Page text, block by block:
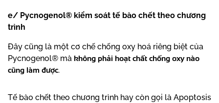
e/ Pycnogenol® kiểm soát tế bào chết theo chương
trình
Đây cũng là một cơ chế chống oxy hoá riêng biệt của
Pycnogenol® mà không phải hoạt chất chống oxy nào
cũng làm được.
Tế bào chết theo chương trình hay còn gọi là Apoptosis